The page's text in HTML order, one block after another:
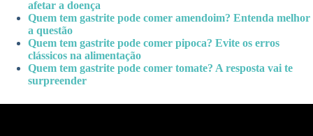
afetar a doença
Quem tem gastrite pode comer amendoim? Entenda melhor
a questão
Quem tem gastrite pode comer pipoca? Evite os erros
clássicos na alimentação
Quem tem gastrite pode comer tomate? A resposta vai te
surpreender